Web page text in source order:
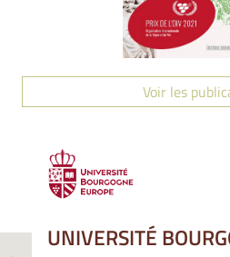
Voir les
UNIVERSITÉ